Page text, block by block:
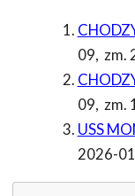
09, zm.
09, zm.
USS
2026-